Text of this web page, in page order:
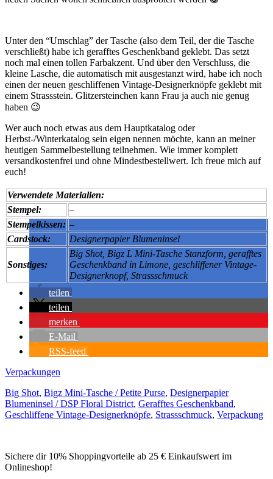
Unter den “Umschlag” der Tasche (also dem Teil, der die Tasche
verschließt) habe ich gerafftes Geschenkband geklebt. Das setzt
noch mal einen tollen Farbakzent. Und über den Verschluss, die
kleine Lasche, die automatisch mit ausgestanzt wird, habe ich noch
einen der neuen geschliffenen Vintage-Designerknöpfe geklebt mit
einem Strassstein. Glitzersteinchen kann Frau ja auch nie genug
haben 😉
Wer auch noch etwas aus dem Hauptkatalog oder
Herbst-/Winterkatalog sein eigen nennen möchte, kann an meiner
heutigen Sammelbestellung teilnehmen. Wie immer komplett
versandkostenfrei und ohne Mindestbestellwert. Ich freue mich auf
euch!
Verwendete Materialien:
Stempel:
–
Stempelkissen: –
Cardstock:
Designerpapier Blumeninsel
Sonstiges:
Big Shot, Bigz L Mini-Tasche Stanzform, gerafftes
Geschenkband in Limone, geschliffener Vintage-
Designerknopf, Strassschmuck
teilen
teilen
merken
E-Mail
RSS-feed
Verpackungen
Big Shot, Bigz Mini-Tasche / Petite Purse, Designerpapier
Blumeninsel / DSP Floral District, Gerafftes Geschenkband,
Geschliffene Vintage-Designerknöpfe, Strassschmuck, Verpackung
Sichere dir 10% Shoppingvorteile ab 25 € Einkaufswert im
Onlineshop!